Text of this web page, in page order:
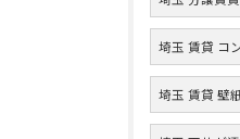
埼玉 賃貸 コ
埼玉 賃貸 壁